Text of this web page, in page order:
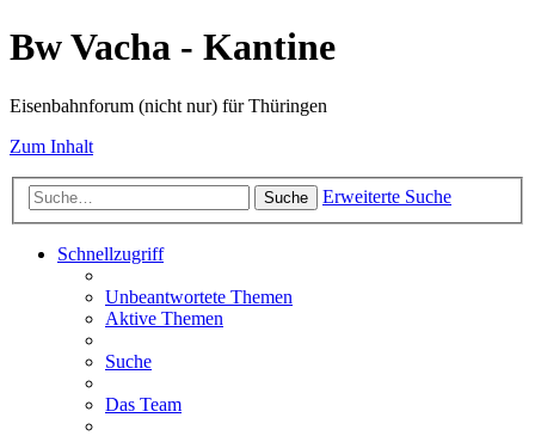
Bw Vacha - Kantine
Eisenbahnforum (nicht nur) für Thüringen
Zum Inhalt
Suche Erweiterte Suche
Schnellzugriff
Unbeantwortete Themen
Aktive Themen
Suche
Das Team